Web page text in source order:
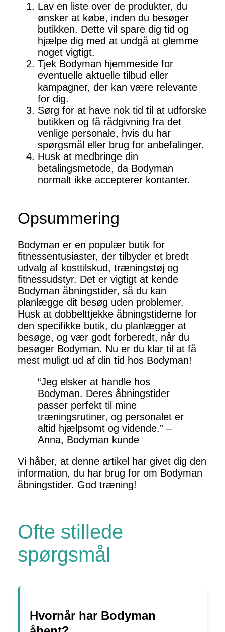
Lav en liste over de produkter, du
ønsker at købe, inden du besøger
butikken. Dette vil spare dig tid og
hjælpe dig med at undgå at glemme
noget vigtigt.
Tjek Bodyman hjemmeside for
eventuelle aktuelle tilbud eller
kampagner, der kan være relevante
for dig.
Sørg for at have nok tid til at udforske
butikken og få rådgivning fra det
venlige personale, hvis du har
spørgsmål eller brug for anbefalinger.
Husk at medbringe din
betalingsmetode, da Bodyman
normalt ikke accepterer kontanter.
Opsummering
Bodyman er en populær butik for
fitnessentusiaster, der tilbyder et bredt
udvalg af kosttilskud, træningstøj og
fitnessudstyr. Det er vigtigt at kende
Bodyman åbningstider, så du kan
planlægge dit besøg uden problemer.
Husk at dobbelttjekke åbningstiderne for
den specifikke butik, du planlægger at
besøge, og vær godt forberedt, når du
besøger Bodyman. Nu er du klar til at få
mest muligt ud af din tid hos Bodyman!
“Jeg elsker at handle hos
Bodyman. Deres åbningstider
passer perfekt til mine
træningsrutiner, og personalet er
altid hjælpsomt og vidende.” –
Anna, Bodyman kunde
Vi håber, at denne artikel har givet dig den
information, du har brug for om Bodyman
åbningstider. God træning!
Ofte stillede
spørgsmål
Hvornår har Bodyman